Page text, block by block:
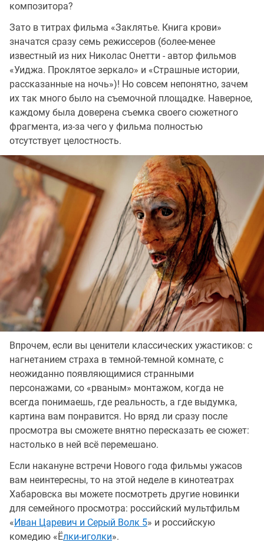
композитора?
Зато в титрах фильма «Заклятье. Книга крови»
значатся сразу семь режиссеров (более-менее
известный из них Николас Онетти - автор фильмов
«Уиджа. Проклятое зеркало» и «Страшные истории,
рассказанные на ночь»)! Но совсем непонятно, зачем
их так много было на съемочной площадке. Наверное,
каждому была доверена съемка своего сюжетного
фрагмента, из-за чего у фильма полностью
отсутствует целостность.
Впрочем, если вы ценители классических ужастиков: с
нагнетанием страха в темной-темной комнате, с
неожиданно появляющимися странными
персонажами, со «рваным» монтажом, когда не
всегда понимаешь, где реальность, а где выдумка,
картина вам понравится. Но вряд ли сразу после
просмотра вы сможете внятно пересказать ее сюжет:
настолько в ней всё перемешано.
Если накануне встречи Нового года фильмы ужасов
вам неинтересны, то на этой неделе в кинотеатрах
Хабаровска вы можете посмотреть другие новинки
для семейного просмотра: российский мультфильм
«Иван Царевич и Серый Волк 5» и российскую
комедию «Ёлки-иголки».